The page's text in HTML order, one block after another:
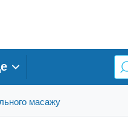
масажу